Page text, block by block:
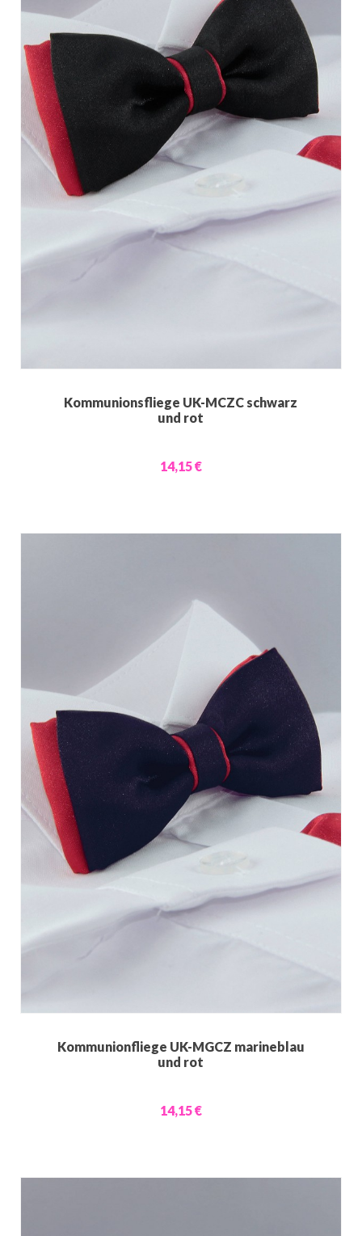
Kommunionsfliege UK-MCZC schwarz
und rot
14,15 €
Kommunionfliege UK-MGCZ marineblau
und rot
14,15 €